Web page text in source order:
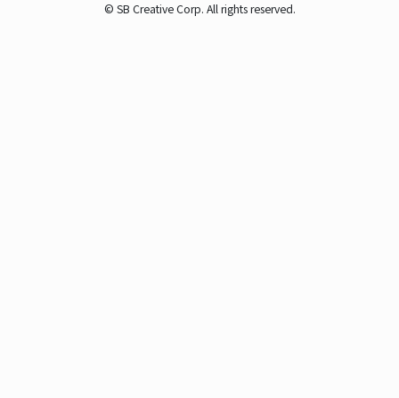
© SB Creative Corp. All rights reserved.